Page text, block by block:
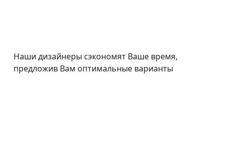
Наши дизайнеры сэкономят Ваше время,
предложив Вам оптимальные варианты